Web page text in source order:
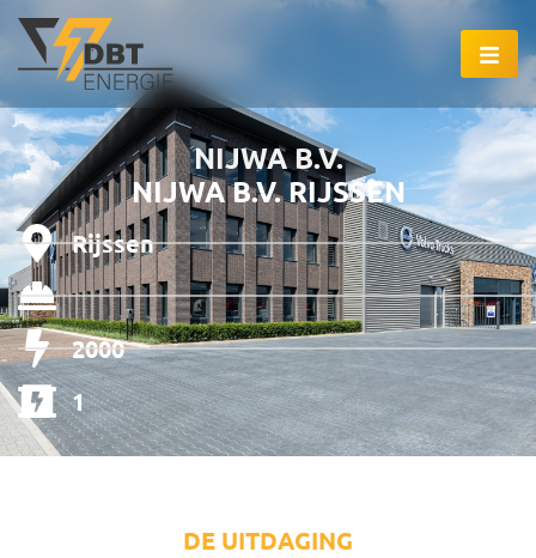
NIJWA B.V.
NIJWA B.V. RIJSSEN
Rijssen
2000
1
DE UITDAGING